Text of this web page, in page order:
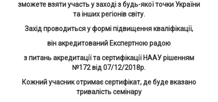
зможете взяти участь у заході з будь-якої точки України
та інших регіонів світу.
Захід проводиться у формі підвищення кваліфікації,
він акредитований Експертною радою
з питань акредитації та сертифікації НААУ рішенням
№172 від 07/12/2018р.
Кожний учасник отримає сертифікат, де буде вказано
тривалість семінару